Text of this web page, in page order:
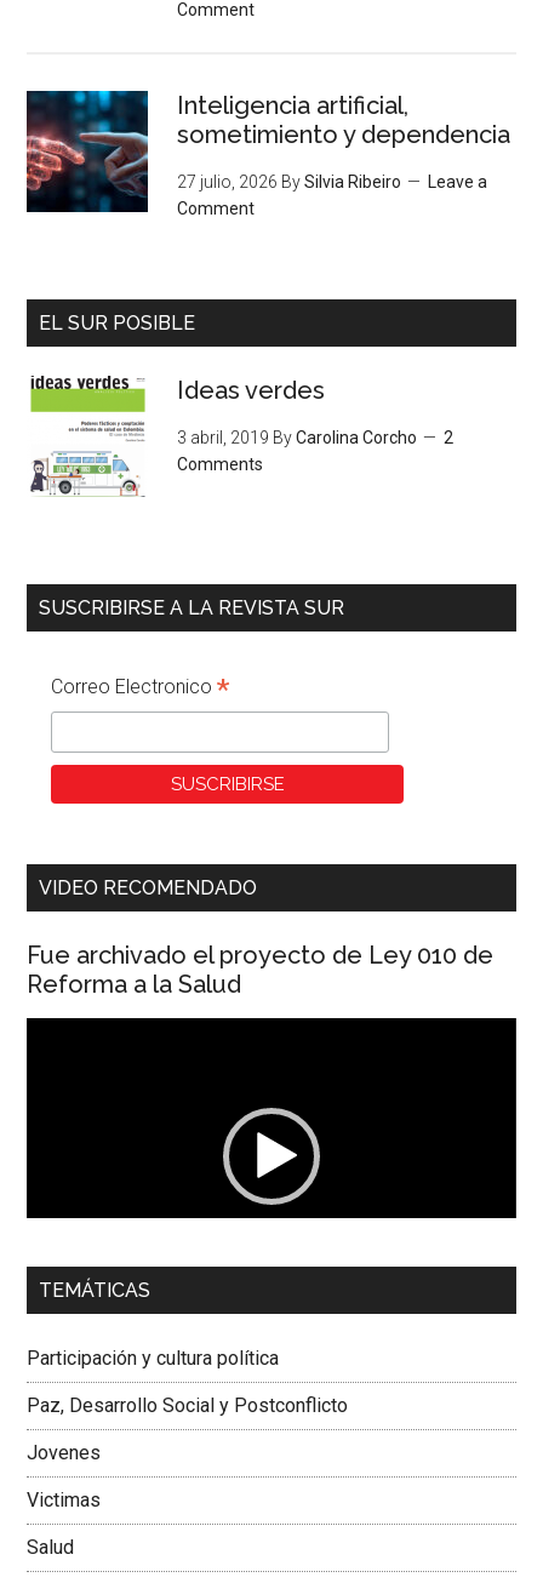
Comment
Inteligencia artificial,
sometimiento y dependencia
27 julio, 2026 BySilvia Ribeiro
Leave a
Comment
EL SUR POSIBLE
Ideas verdes
3 abril, 2019 ByCarolina Corcho
2
Comments
SUSCRIBIRSE A LA REVISTA SUR
Correo Electronico*
VIDEO RECOMENDADO
Fue archivado el proyecto de Ley 010 de
Reforma a la Salud
00:00 01:04
Dra. Carolina Corcho Mejía,Presidenta Corporación
Colombiana
TEMÁTICAS
Participación y cultura política
Paz, Desarrollo Social y Postconflicto
Jovenes
Victimas
Salud